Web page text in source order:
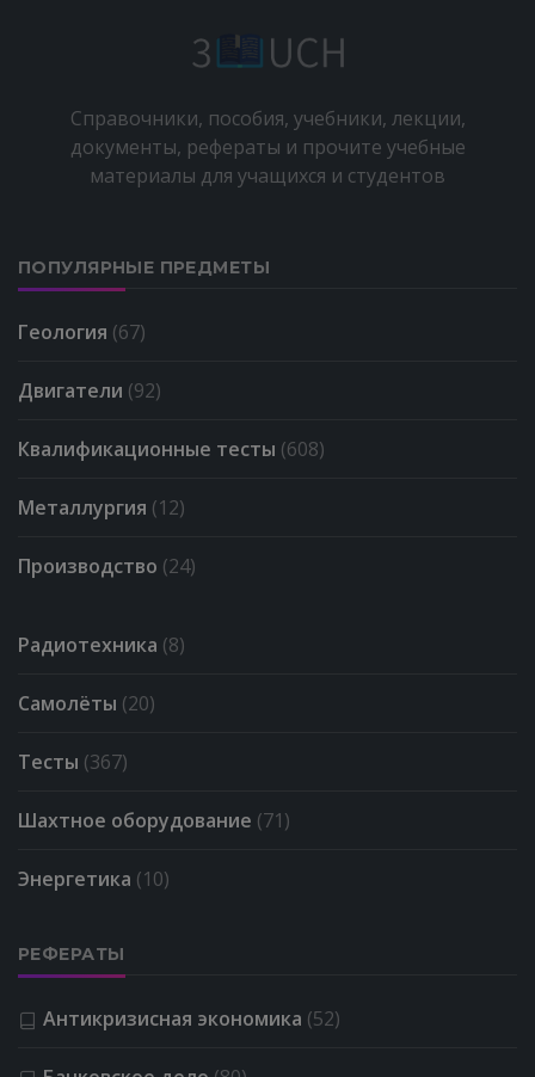
Справочники, пособия, учебники, лекции,
документы, рефераты и прочите учебные
материалы для учащихся и студентов
ПОПУЛЯРНЫЕ ПРЕДМЕТЫ
Геология (67)
Двигатели (92)
Квалификационные тесты (608)
Металлургия (12)
Производство (24)
Радиотехника (8)
Самолёты (20)
Тесты (367)
Шахтное оборудование (71)
Энергетика (10)
РЕФЕРАТЫ
Антикризисная экономика (52)